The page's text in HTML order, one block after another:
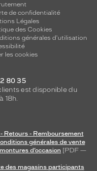
de confidentialité
Légales
des Cookies
générales d'utilisation
les cookies
80 35
est disponible du
18h.
Retours - Remboursement
générales de vente
d’occasion [PDF —
des magasins participants